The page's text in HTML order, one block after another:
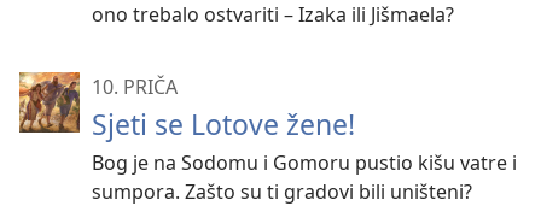
ono trebalo ostvariti – Izaka ili Jišmaela?
10. PRIČA
Sjeti se Lotove žene!
Bog je na Sodomu i Gomoru pustio kišu vatre i
sumpora. Zašto su ti gradovi bili uništeni?